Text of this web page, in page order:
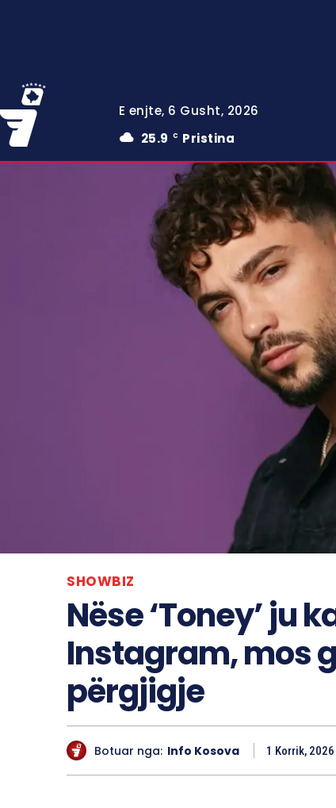
E enjte, 6 Gusht, 2026
25.9
C Pristina
SHOWBIZ
Nëse ‘Toney’ ju
Instagram, mos
përgjigje
Botuar nga: Info Kosova 1 Korrik, 2026